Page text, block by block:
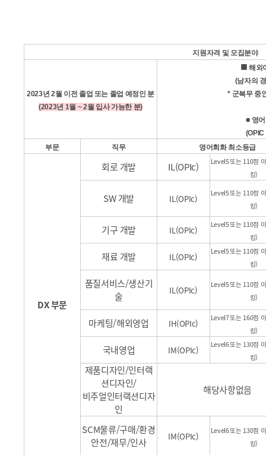
지원자격 및 모집분야
2023년 2월 이전 졸업 또는 졸업 예정인 분
(2023년 1월 ~2월 입사 가능한 분)
■ 해외
(남자의
* 군복무중
■ 영
부문
직무 영어회화 최소등급
DX 부문
회로 개발 IL(OPIc) Level5또는 110점
킹)
SW 개발 IL(OPIc)
Level5또는 110점
킹)
기구 개발 IL(OPIc)
Level5또는 110점
킹)
재료 개발 IL(OPIc)
Level5또는 110점
킹)
품질서비스/생산기
술
IL(OPIc)
Level5또는 110점
킹)
마케팅/해외영업 IH(OPIc)
Level7또는 160점
킹)
국내영업 IM(OPIc)
Level6또는 130점
킹)
제품디자인/인터랙
션디자인/
비주얼인터랙션디자
인
해당사항없음
SCM물류/구매/환경
안전/재무/인사
IM(OPIc)
Level6또는 130점
킹)